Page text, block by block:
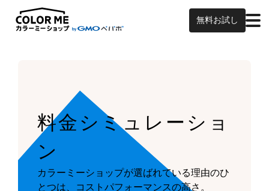
無料お試し
料金シミュレーショ
ン
カラーミーショップが選ばれている理由のひ
とつは、 コストパフォーマンスの高さ。